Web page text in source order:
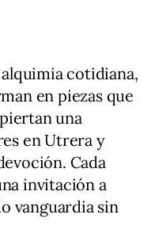
cotidiana,
en piezas que
una
en Utrera y
Cada
invitación a
vanguardia sin